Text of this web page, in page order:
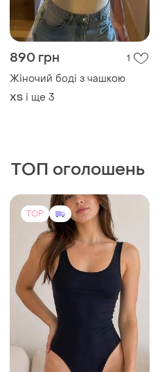
890 грн 1
Жіночий боді з чашкою
ХS і ще 3
ТОП оголошень
TOP